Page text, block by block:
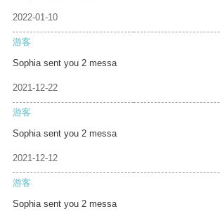
2022-01-10
游客
Sophia sent you 2 messa
2021-12-22
游客
Sophia sent you 2 messa
2021-12-12
游客
Sophia sent you 2 messa